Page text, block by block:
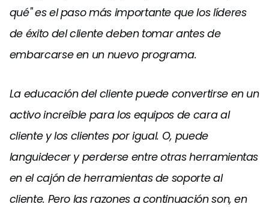
qué" es el paso más importante que los líderes
de éxito del cliente deben tomar antes de
embarcarse en un nuevo programa.
La educación del cliente puede convertirse en un
activo increíble para los equipos de cara al
cliente y los clientes por igual. O, puede
languidecer y perderse entre otras herramientas
en el cajón de herramientas de soporte al
cliente. Pero las razones a continuación son, en